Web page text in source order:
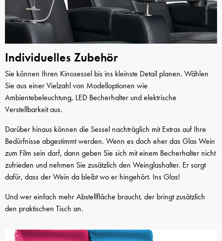
Individuelles Zubehör
Sie können Ihren Kinosessel bis ins kleinste Detail planen. Wählen
Sie aus einer Vielzahl von Modelloptionen wie
Ambientebeleuchtung, LED Becherhalter und elektrische
Verstellbarkeit aus.
Darüber hinaus können die Sessel nachträglich mit Extras auf Ihre
Bedürfnisse abgestimmt werden. Wenn es doch eher das Glas Wein
zum Film sein darf, dann geben Sie sich mit einem Becherhalter nicht
zufrieden und nehmen Sie zusätzlich den Weinglashalter. Er sorgt
dafür, dass der Wein da bleibt wo er hingehört. Ins Glas!
Und wer einfach mehr Abstellfläche braucht, der bringt zusätzlich
den praktischen Tisch an.